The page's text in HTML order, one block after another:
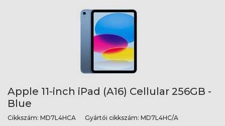
Apple 11-inch iPad (A16) Cellular 256GB -
Blue
Cikkszám: MD7L4HCA Gyártói cikkszám: MD7L4HC/A